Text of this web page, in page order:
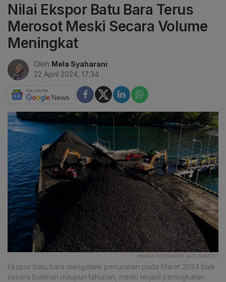
Nilai Ekspor Batu Bara Terus
Merosot Meski Secara Volume
Meningkat
Oleh Mela Syaharani
22 April 2024, 17:34
ANTARA FOTO/ANDRI SAPUTRA/FOC.
Ekspor batu bara mengalami penurunan pada Maret 2024 baik
secara bulanan maupun tahunan, meski terjadi peningkatan